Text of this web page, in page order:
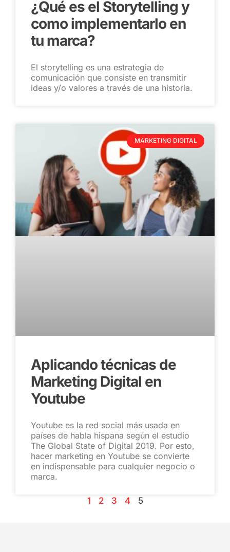
¿Qué es el Storytelling y
como implementarlo en
tu marca?
El storytelling es una estrategia de
comunicación que consiste en transmitir
ideas y/o valores a través de una historia.
MARKETING DIGITAL
Aplicando técnicas de
Marketing Digital en
Youtube
Youtube es la red social más usada en
países de habla hispana según el estudio
The Global State of Digital 2019. Por esto,
hacer marketing en Youtube se convierte
en indispensable para cualquier negocio o
marca.
1 2 3 4 5